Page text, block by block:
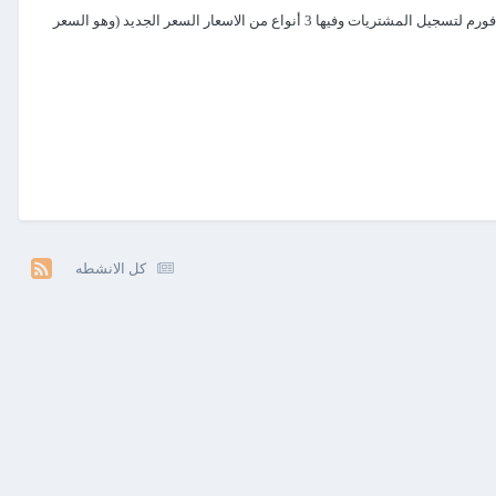
السلام عليكم ورحمة الله وبركاته تحية طيبة لاخواننا الافاضل وبعد فى الشيت المرفق هو برنامج ادارة محل تجاري بالتجزئة فى شيت المشتريات توجد يوزر فورم لتسجيل المشتريات وفيها 3 أنواع من الاسعار السعر الجديد (وهو السعر
كل الانشطه